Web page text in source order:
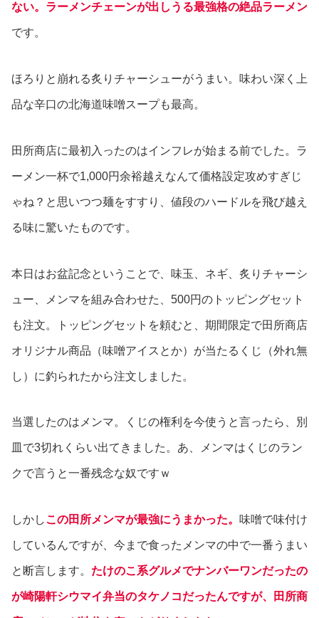
ない。ラーメンチェーンが出しうる最強格の絶品ラーメン
です。
ほろりと崩れる炙りチャーシューがうまい。味わい深く上
品な辛口の北海道味噌スープも最高。
田所商店に最初入ったのはインフレが始まる前でした。ラ
ーメン一杯で1,000円余裕越えなんて価格設定攻めすぎじ
ゃね？と思いつつ麺をすすり、値段のハードルを飛び越え
る味に驚いたものです。
本日はお盆記念ということで、味玉、ネギ、炙りチャーシ
ュー、メンマを組み合わせた、500円のトッピングセット
も注文。トッピングセットを頼むと、期間限定で田所商店
オリジナル商品（味噌アイスとか）が当たるくじ（外れ無
し）に釣られたから注文しました。
当選したのはメンマ。くじの権利を今使うと言ったら、別
皿で3切れくらい出てきました。あ、メンマはくじのラン
クで言うと一番残念な奴ですｗ
しかしこの田所メンマが最強にうまかった。 味噌で味付け
しているんですが、今まで食ったメンマの中で一番うまい
と断言します。 たけのこ系グルメでナンバーワンだったの
が崎陽軒シウマイ弁当のタケノコだったんですが、田所商